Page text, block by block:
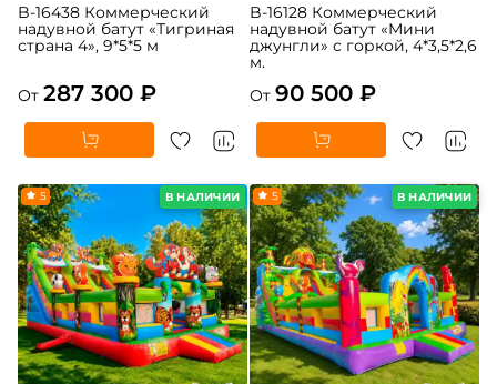
B-16438 Коммерческий
надувной батут «Тигриная
страна 4», 9*5*5 м
От 287 300 ₽
B-16128 Коммерческий
надувной батут «Мини
джунгли» с горкой, 4*3,5*2,6
м.
От 90 500 ₽
В НАЛИЧИИ
5 В НАЛИЧИИ
5